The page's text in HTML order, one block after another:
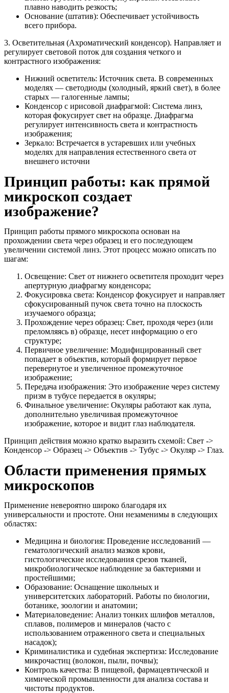
плавно наводить резкость;
Основание (штатив): Обеспечивает устойчивость
всего прибора.
3. Осветительная (Ахроматический конденсор). Направляет и
регулирует световой поток для создания четкого и
контрастного изображения:
Нижний осветитель: Источник света. В современных
моделях — светодиоды (холодный, яркий свет), в более
старых — галогенные лампы;
Конденсор с ирисовой диафрагмой: Система линз,
которая фокусирует свет на образце. Диафрагма
регулирует интенсивность света и контрастность
изображения;
Зеркало: Встречается в устаревших или учебных
моделях для направления естественного света от
внешнего источни
Принцип работы: как прямой
микроскоп создает
изображение?
Принцип работы прямого микроскопа основан на
прохождении света через образец и его последующем
увеличении системой линз. Этот процесс можно описать по
шагам:
Освещение: Свет от нижнего осветителя проходит через
апертурную диафрагму конденсора;
Фокусировка света: Конденсор фокусирует и направляет
сфокусированный пучок света точно на плоскость
изучаемого образца;
Прохождение через образец: Свет, проходя через (или
преломляясь в) образце, несет информацию о его
структуре;
Первичное увеличение: Модифицированный свет
попадает в объектив, который формирует первое
перевернутое и увеличенное промежуточное
изображение;
Передача изображения: Это изображение через систему
призм в тубусе передается в окуляры;
Финальное увеличение: Окуляры работают как лупа,
дополнительно увеличивая промежуточное
изображение, которое и видит глаз наблюдателя.
Принцип действия можно кратко выразить схемой: Свет ->
Конденсор -> Образец -> Объектив -> Тубус -> Окуляр -> Глаз.
Области применения прямых
микроскопов
Применение невероятно широко благодаря их
универсальности и простоте. Они незаменимы в следующих
областях:
Медицина и биология: Проведение исследований —
гематологический анализ мазков крови,
гистологические исследования срезов тканей,
микробиологическое наблюдение за бактериями и
простейшими;
Образование: Оснащение школьных и
университетских лабораторий. Работы по биологии,
ботанике, зоологии и анатомии;
Материаловедение: Анализ тонких шлифов металлов,
сплавов, полимеров и минералов (часто с
использованием отраженного света и специальных
насадок);
Криминалистика и судебная экспертиза: Исследование
микрочастиц (волокон, пыли, почвы);
Контроль качества: В пищевой, фармацевтической и
химической промышленности для анализа состава и
чистоты продуктов.